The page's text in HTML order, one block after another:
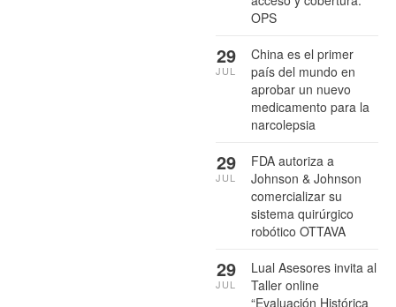
OPS
China es el primer
país del mundo en
aprobar un nuevo
medicamento para la
narcolepsia
29
JUL
FDA autoriza a
Johnson & Johnson
comercializar su
sistema quirúrgico
robótico OTTAVA
29
JUL
Lual Asesores invita al
Taller online
“Evaluación Histórica
29
JUL